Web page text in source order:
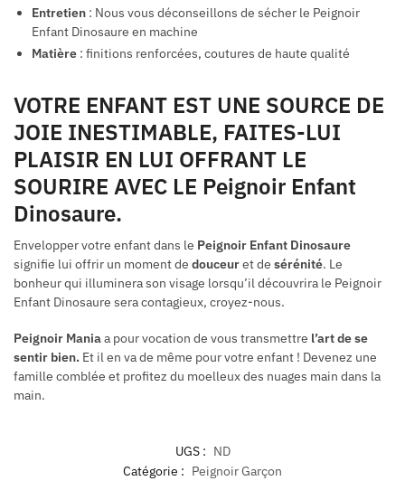
Entretien : Nous vous déconseillons de sécher le Peignoir
Enfant Dinosaure en machine
Matière : finitions renforcées, coutures de haute qualité
VOTRE ENFANT EST UNE SOURCE DE
JOIE INESTIMABLE, FAITES-LUI
PLAISIR EN LUI OFFRANT LE
SOURIRE AVEC LE Peignoir Enfant
Dinosaure.
Envelopper votre enfant dans le Peignoir Enfant Dinosaure
signifie lui offrir un moment de douceuret de sérénité. Le
bonheur qui illuminera son visage lorsqu’il découvrira le Peignoir
Enfant Dinosaure sera contagieux, croyez-nous.
Peignoir Maniaa pour vocation de vous transmettre l’art de se
sentir bien. Et il en va de même pour votre enfant ! Devenez une
famille comblée et profitez du moelleux des nuages main dans la
main.
UGS : ND
Catégorie : Peignoir Garçon